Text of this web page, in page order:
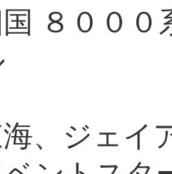
８００
、ジェイ